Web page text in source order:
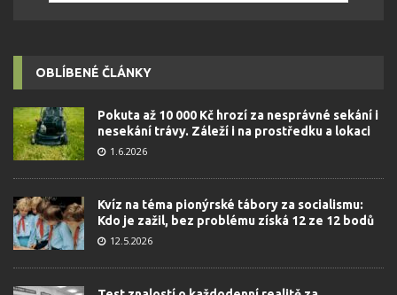
OBLÍBENÉ ČLÁNKY
Pokuta až 10 000 Kč hrozí za nesprávné sekání i
nesekání trávy. Záleží i na prostředku a lokaci
1.6.2026
Kvíz na téma pionýrské tábory za socialismu:
Kdo je zažil, bez problému získá 12 ze 12 bodů
12.5.2026